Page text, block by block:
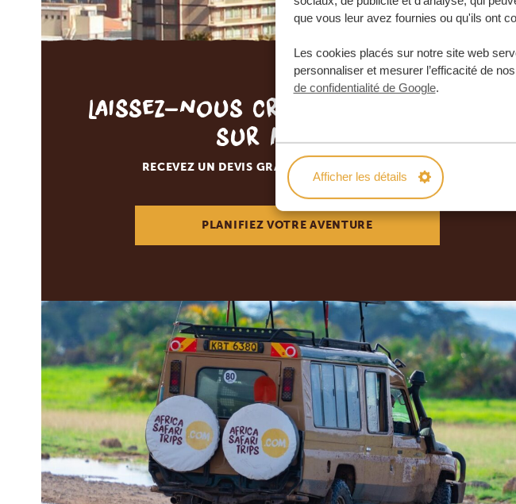
que vous leur avez fournies ou qu'ils ont
Les cookies placés sur notre site web
personnaliser et mesurer l’efficacité de
de confidentialité de Google.
Afficher les détails
Laissez-nous créer votre voyage
sur mesure
RECEVEZ UN DEVIS GRATUIT, SANS ENGAGEMENT
PLANIFIEZ VOTRE AVENTURE